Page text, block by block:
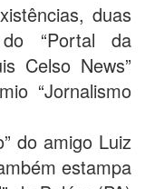
duas
“Portal da
Celso News”
“Jornalismo
do amigo Luiz
estampa